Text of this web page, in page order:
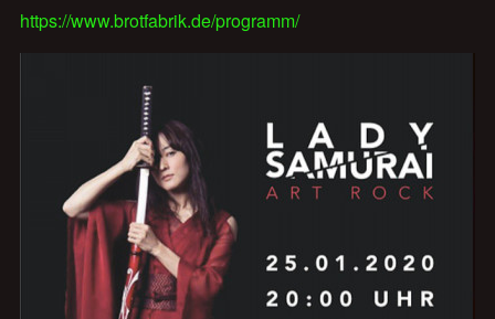
https://www.brotfabrik.de/programm/